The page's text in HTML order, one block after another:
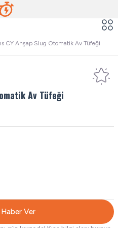
CY Ahşap Slug Otomatik Av Tüfeği
Av Tüfeği
Ver